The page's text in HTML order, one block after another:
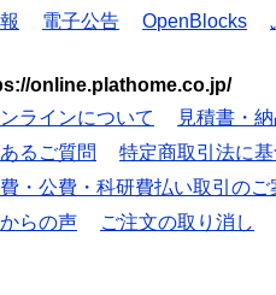
電子公告 OpenBlocks
online.plathome.co.jp/
ラインについて
見積書・
るご質問
特定商取引法に
・公費・科研費払い取引のご
らの声 ご注文の取り消し